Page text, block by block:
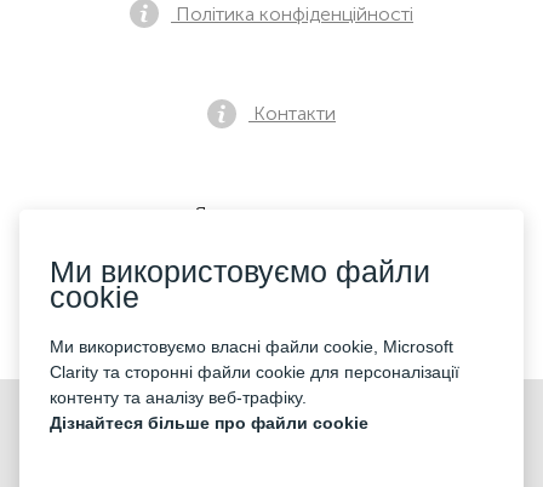
©2026 «Mticket Sp. z o.o.» Всі права захищені
Політика конфіденційності
Контакти
Як купити квиток
Ми використовуємо файли
cookie
Ми використовуємо власні файли cookie, Microsoft
Clarity та сторонні файли cookie для персоналізації
контенту та аналізу веб-трафіку.
Дізнайтеся більше про файли cookie